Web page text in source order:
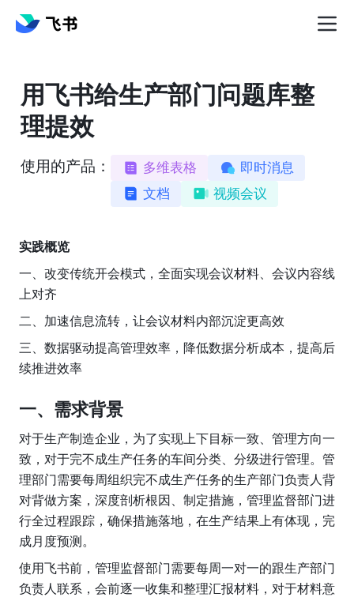
用飞书给生产部门问题库整
理提效
使用的产品： 多维表格
即时消息
文档
视频会议
实践概览
一、改变传统开会模式，全面实现会议材料、会议内容线
上对齐
二、加速信息流转，让会议材料内部沉淀更高效
三、数据驱动提高管理效率，降低数据分析成本，提高后
续推进效率
一、需求背景
对于生产制造企业，为了实现上下目标一致、管理方向一
致，对于完不成生产任务的车间分类、分级进行管理。管
理部门需要每周组织完不成生产任务的生产部门负责人背
对背做方案，深度剖析根因、制定措施，管理监督部门进
行全过程跟踪，确保措施落地，在生产结果上有体现，完
成月度预测。
使用飞书前，管理监督部门需要每周一对一的跟生产部门
负责人联系，会前逐一收集和整理汇报材料，对于材料意